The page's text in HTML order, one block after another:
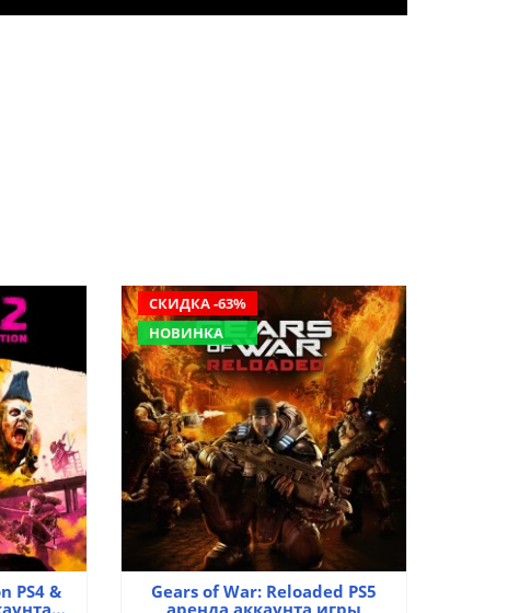
PS4 &
СКИДКА -63%
НОВИНКА
Gears of War: Reloaded PS5
аренда аккаунта игры